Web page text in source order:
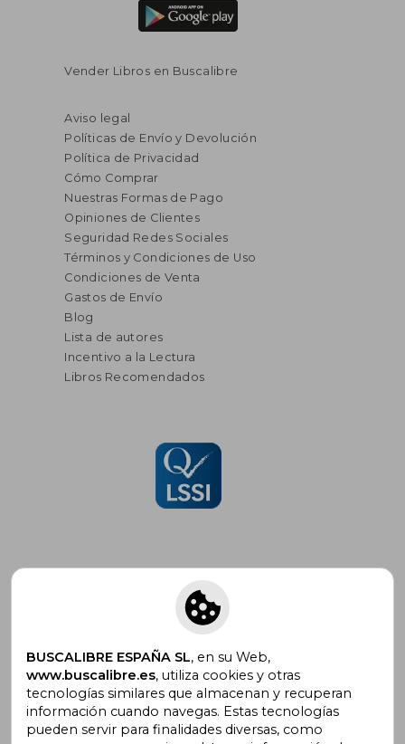
Vender Libros en Buscalibre
Aviso legal
Políticas de Envío y Devolución
Política de Privacidad
Cómo Comprar
Nuestras Formas de Pago
Opiniones de Clientes
Seguridad Redes Sociales
Términos y Condiciones de Uso
Condiciones de Venta
Gastos de Envío
Blog
Lista de autores
Incentivo a la Lectura
Libros Recomendados
Suscríbete para recibir ofertas y
promociones
BUSCALIBRE ESPAÑA SL, en su Web,
www.buscalibre.es, utiliza cookies y otras
tecnologías similares que almacenan y recuperan
información cuando navegas. Estas tecnologías
pueden servir para finalidades diversas, como